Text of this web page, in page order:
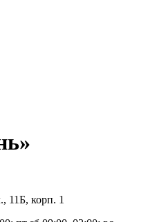
11Б, корп. 1